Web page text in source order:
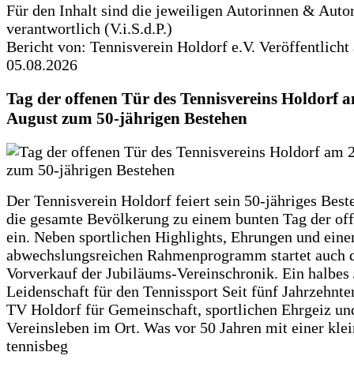
Für den Inhalt sind die jeweiligen Autorinnen &
verantwortlich (V.i.S.d.P.)
Bericht von: Tennisverein Holdorf e.V. Veröffentlicht
05.08.2026
Tag der offenen Tür des Tennisvereins Holdorf
August zum 50-jährigen Bestehen
Der Tennisverein Holdorf feiert sein 50-jähriges
die gesamte Bevölkerung zu einem bunten Tag der
ein. Neben sportlichen Highlights, Ehrungen und
abwechslungsreichen Rahmenprogramm startet auch
Vorverkauf der Jubiläums-Vereinschronik. Ein halbes
Leidenschaft für den Tennissport Seit fünf
TV Holdorf für Gemeinschaft, sportlichen Ehrgeiz
Vereinsleben im Ort. Was vor 50 Jahren mit einer
tennisbeg